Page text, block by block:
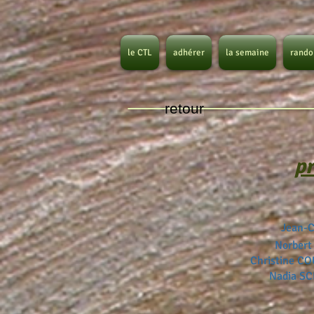
le CTL adhérer la semaine
retour
Jean-
Christine
Nadia